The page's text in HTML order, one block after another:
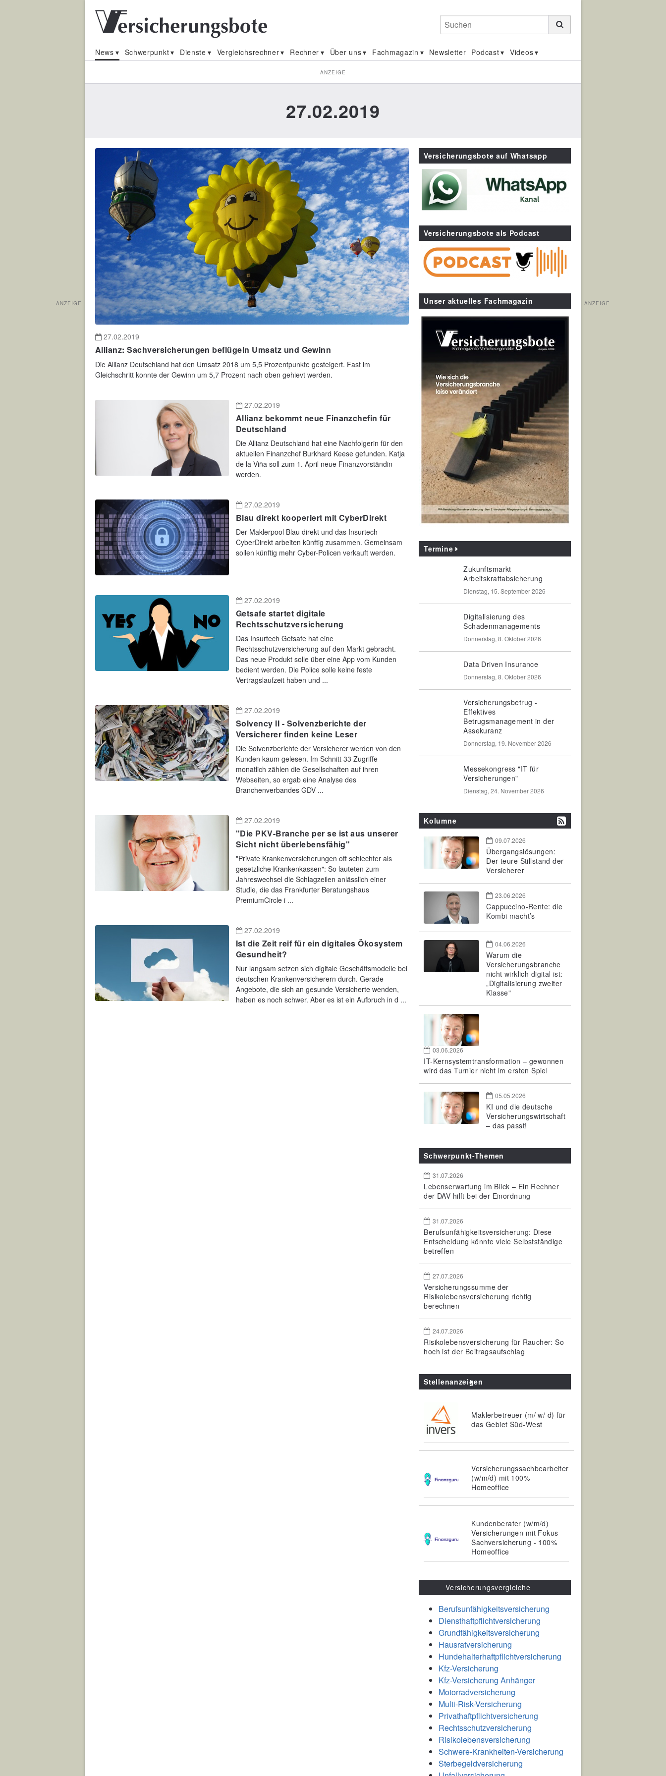
Suchen
News Schwerpunkt Dienste Vergleichsrechner Rechner Über uns Fachmagazin Newsletter Podcast Videos
ANZEIGE
27.02.2019
27.02.2019
Allianz: Sachversicherungen beflügeln Umsatz und Gewinn
Die Allianz Deutschland hat den Umsatz 2018 um 5,5 Prozentpunkte gesteigert. Fast im
Gleichschritt konnte der Gewinn um 5,7 Prozent nach oben gehievt werden.
27.02.2019
Allianz bekommt neue Finanzchefin für
Deutschland
Die Allianz Deutschland hat eine Nachfolgerin für den
aktuellen Finanzchef Burkhard Keese gefunden. Katja
de la Viña soll zum 1. April neue Finanzvorständin
werden.
27.02.2019
Blau direkt kooperiert mit CyberDirekt
Der Maklerpool Blau direkt und das Insurtech
CyberDirekt arbeiten künftig zusammen. Gemeinsam
sollen künftig mehr Cyber-Policen verkauft werden.
27.02.2019
Getsafe startet digitale
Rechtsschutzversicherung
Das Insurtech Getsafe hat eine
Rechtsschutzversicherung auf den Markt gebracht.
Das neue Produkt solle über eine App vom Kunden
bedient werden. Die Police solle keine feste
Vertragslaufzeit haben und ...
27.02.2019
Solvency II - Solvenzberichte der
Versicherer finden keine Leser
Die Solvenzberichte der Versicherer werden von den
Kunden kaum gelesen. Im Schnitt 33 Zugriffe
monatlich zählen die Gesellschaften auf ihren
Webseiten, so ergab eine Analyse des
Branchenverbandes GDV ...
27.02.2019
"Die PKV-Branche per se ist aus unserer
Sicht nicht überlebensfähig"
"Private Krankenversicherungen oft schlechter als
gesetzliche Krankenkassen": So lauteten zum
Jahreswechsel die Schlagzeilen anlässlich einer
Studie, die das Frankfurter Beratungshaus
PremiumCircle i ...
27.02.2019
Ist die Zeit reif für ein digitales Ökosystem
Gesundheit?
Nur langsam setzen sich digitale Geschäftsmodelle bei
deutschen Krankenversicherern durch. Gerade
Angebote, die sich an gesunde Versicherte wenden,
haben es noch schwer. Aber es ist ein Aufbruch in d ...
Versicherungsbote auf Whatsapp
Versicherungsbote als Podcast
Unser aktuelles Fachmagazin
Termine
Zukunftsmarkt
Arbeitskraftabsicherung
Dienstag, 15. September 2026
Digitalisierung des
Schadenmanagements
Donnerstag, 8. Oktober 2026
Data Driven Insurance
Donnerstag, 8. Oktober 2026
Versicherungsbetrug -
Effektives
Betrugsmanagement in der
Assekuranz
Donnerstag, 19. November 2026
Messekongress "IT für
Versicherungen"
Dienstag, 24. November 2026
Kolumne
09.07.2026
Übergangslösungen:
Der teure Stillstand der
Versicherer
23.06.2026
Cappuccino-Rente: die
Kombi macht’s
04.06.2026
Warum die
Versicherungsbranche
nicht wirklich digital ist:
„Digitalisierung zweiter
Klasse"
03.06.2026
IT-Kernsystemtransformation – gewonnen
wird das Turnier nicht im ersten Spiel
05.05.2026
KI und die deutsche
Versicherungswirtschaft
– das passt!
Schwerpunkt-Themen
31.07.2026
Lebenserwartung im Blick – Ein Rechner
der DAV hilft bei der Einordnung
31.07.2026
Berufsunfähigkeitsversicherung: Diese
Entscheidung könnte viele Selbstständige
betreffen
27.07.2026
Versicherungssumme der
Risikolebensversicherung richtig
berechnen
24.07.2026
Risikolebensversicherung für Raucher: So
hoch ist der Beitragsaufschlag
Stellenanzeigen
Maklerbetreuer (m/ w/ d) für
das Gebiet Süd-West
Versicherungssachbearbeiter
(w/m/d) mit 100%
Homeoffice
Kundenberater (w/m/d)
Versicherungen mit Fokus
Sachversicherung - 100%
Homeoffice
Versicherungsvergleiche
Berufsunfähigkeitsversicherung
Diensthaftpflichtversicherung
Grundfähigkeitsversicherung
Hausratversicherung
Hundehalterhaftpflichtversicherung
Kfz-Versicherung
Kfz-Versicherung Anhänger
Motorradversicherung
Multi-Risk-Versicherung
Privathaftpflichtversicherung
Rechtsschutzversicherung
Risikolebensversicherung
Schwere-Krankheiten-Versicherung
Sterbegeldversicherung
ANZEIGE ANZEIGE